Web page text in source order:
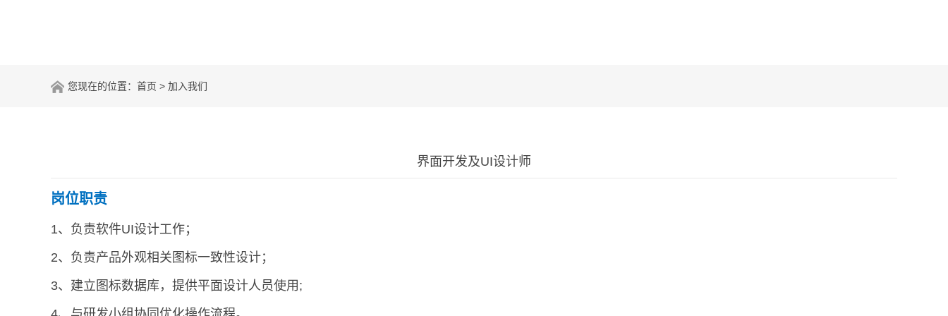
您现在的位置： 首页 > 加入我们
界面开发及UI设计师
岗位职责
1、负责软件UI设计工作；
2、负责产品外观相关图标一致性设计；
3、建立图标数据库，提供平面设计人员使用;